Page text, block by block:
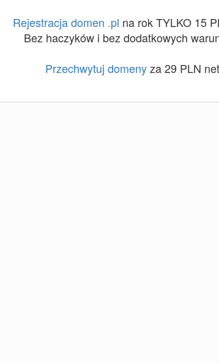
Rejestracja domen .pl na rok TYLKO 15
Bez haczyków i bez dodatkowych
Przechwytuj domenyza 29 PLN